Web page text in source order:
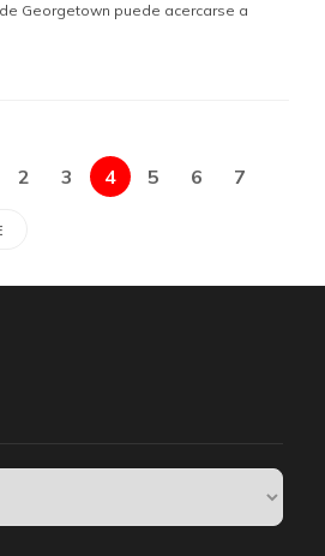
Georgetown puede acercarse a
2 3 4 5 6 7